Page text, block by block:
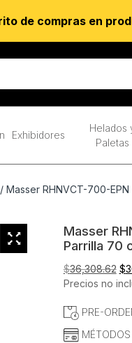
Exhibidores
Helados
Paletas
/ Masser RHNVCT-700-
Masser
Parrilla 70
$36,308.62 El
$
Precios no
PRE-
de compras en